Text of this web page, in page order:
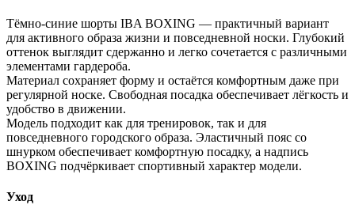
Тёмно-синие шорты IBA BOXING — практичный вариант
для активного образа жизни и повседневной носки. Глубокий
оттенок выглядит сдержанно и легко сочетается с различными
элементами гардероба.
Материал сохраняет форму и остаётся комфортным даже при
регулярной носке. Свободная посадка обеспечивает лёгкость и
удобство в движении.
Модель подходит как для тренировок, так и для
повседневного городского образа. Эластичный пояс со
шнурком обеспечивает комфортную посадку, а надпись
BOXING подчёркивает спортивный характер модели.
Уход